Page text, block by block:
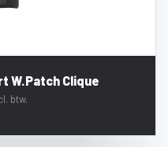
W.Patch Clique
btw.